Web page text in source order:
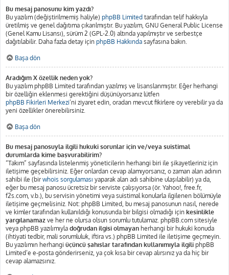
Bu mesaj panosunu kim yazdı?
Bu yazılım (değiştirilmemiş haliyle) phpBB Limited tarafından telif hakkıyla
üretilmiş ve genel dağıtıma çıkarılmıştır. Bu yazılım, GNU General Public License
(Genel Kamu Lisansı), sürüm 2 (GPL-2.0) altında yapılmıştır ve serbestçe
dağıtılabilir. Daha fazla detay için phpBB Hakkında sayfasına bakın.
Başa dön
Aradığım X özellik neden yok?
Bu yazılım phpBB Limited tarafından yazılmış ve lisanslanmıştır. Eğer herhangi
bir özelliğin eklenmesi gerektiğini düşünüyorsanız lütfen
phpBB Fikirleri Merkezi’ni ziyaret edin, oradan mevcut fikirlere oy verebilir ya da
yeni özellikler önerebilirsiniz.
Başa dön
Bu mesaj panosuyla ilgili hukuki sorunlar için ve/veya suistimal
durumlarda kime başvurabilirim?
“Takım” sayfasında listelenmiş yöneticilerin herhangi biri ile şikayetleriniz için
iletişime geçebilirsiniz. Eğer onlardan cevap alamıyorsanız, o zaman alan adının
sahibi ile (birwhois sorgulaması yaparak alan adı sahibine ulaşılabilir) ya da,
eğer bu mesaj panosu ücretsiz bir serviste çalışıyorsa (ör. Yahoo!, free.fr,
f2s.com, v.b.), bu servisin yönetimi veya suistimal konularla ilgilenen bölümüyle
iletişime geçmelisiniz. Not: phpBB Limited, bu mesaj panosunun nasıl, nerede
ve kimler tarafından kullanıldığı konusunda bir bilgisi olmadığı için kesinlikle
yargılanamaz ve her ne olursa olsun sorumlu tutulamaz. phpBB.com sitesiyle
veya phpBB yazılımıyla doğrudan ilgisi olmayan herhangi bir hukuki konuda
(ihtiyati tedbir, mali sorumluluk, iftira vs.) phpBB Limited ile iletişime geçmeyin.
Bu yazılımın herhangi üçüncü şahıslar tarafından kullanımıyla ilgili phpBB
Limited’e e-posta gönderirseniz, ya çok kısa bir cevap alırsınız ya da hiç bir
cevap alamazsınız.